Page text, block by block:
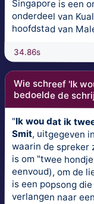
Singapore is een
onderdeel van
hoofdstad van
34.86s
Wie schreef 'Ik
bedoelde de
"Ik wou dat ik
Smit, uitgegeven
waarin de spreker
is om "twee
eenvoud), om de
is een popsong
verlangen naar